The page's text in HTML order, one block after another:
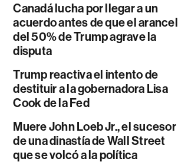
Canadá lucha por llegar a un
acuerdo antes de que el arancel
del 50% de Trump agrave la
disputa
Trump reactiva el intento de
destituir a la gobernadora Lisa
Cook de la Fed
Muere John Loeb Jr., el sucesor
de una dinastía de Wall Street
que se volcó a la política